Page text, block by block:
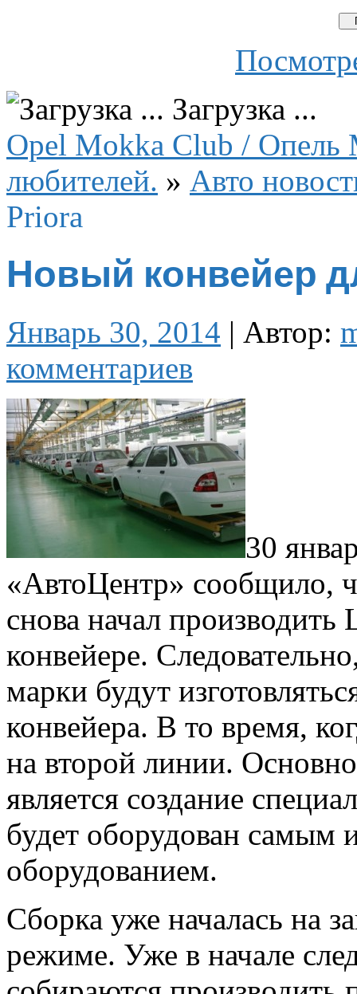
Загрузка ...
Opel Mokka Club / Опель
любителей. » Авто
Priora
Новый конвейер
Январь 30, 2014 | Автор:
комментариев
30
«АвтоЦентр» сообщило,
снова начал производить
конвейере.
марки будут
конвейера. В то время,
на второй линии.
является создание
будет оборудован самым
оборудованием.
Сборка уже началась на
режиме. Уже в начале